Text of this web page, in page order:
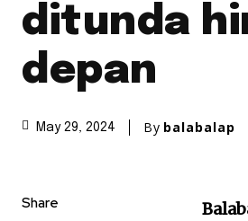
ditunda
depan
May 29, 2024 By balabalap
Share